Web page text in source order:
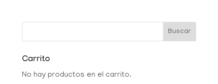
Carrito
No hay productos en el carrito.